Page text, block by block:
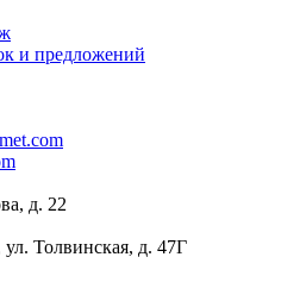
и предложений
д. 22
Толвинская, д. 47Г